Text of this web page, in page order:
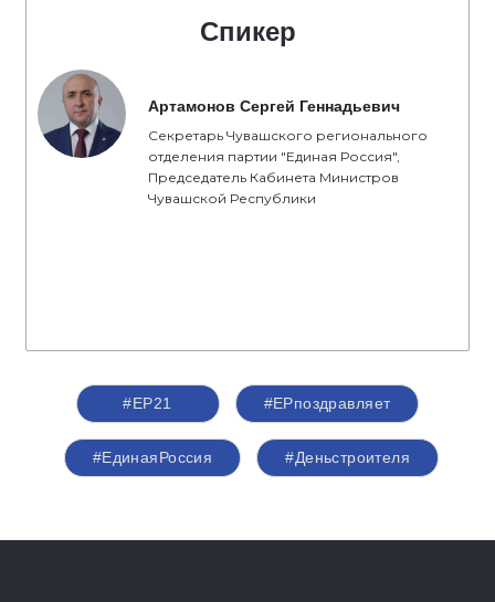
Спикер
Артамонов Сергей Геннадьевич
Секретарь Чувашского регионального
отделения партии "Единая Россия",
Председатель Кабинета Министров
Чувашской Республики
#ЕР21 #ЕРпоздравляет
#ЕдинаяРоссия #Деньстроителя